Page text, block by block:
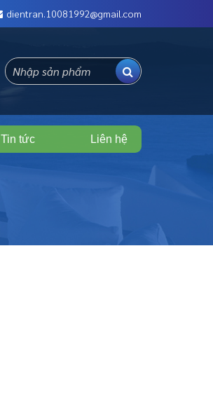
dientran.10081992@gmail.com
Tin tức Liên hệ